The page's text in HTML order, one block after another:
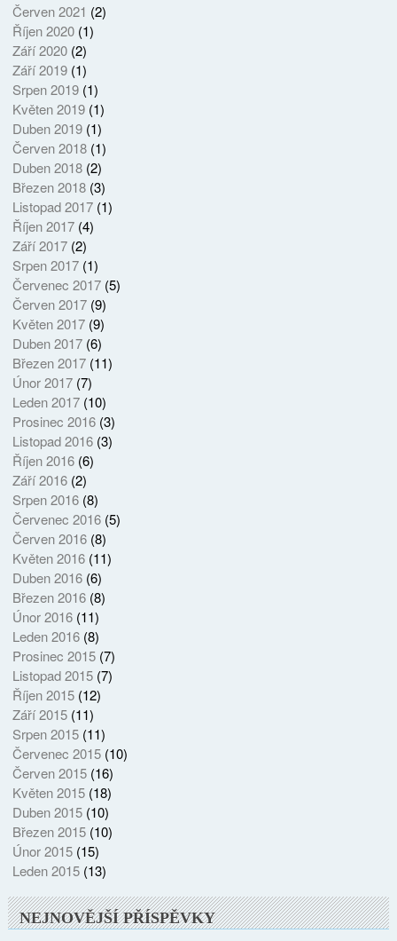
Červen 2021 (2)
Říjen 2020(1)
Září 2020(2)
Září 2019(1)
Srpen 2019(1)
Květen 2019(1)
Duben 2019(1)
Červen 2018(1)
Duben 2018(2)
Březen 2018(3)
Listopad 2017(1)
Říjen 2017(4)
Září 2017(2)
Srpen 2017(1)
Červenec 2017(5)
Červen 2017(9)
Květen 2017(9)
Duben 2017(6)
Březen 2017(11)
Únor 2017(7)
Leden 2017(10)
Prosinec 2016(3)
Listopad 2016(3)
Říjen 2016(6)
Září 2016(2)
Srpen 2016(8)
Červenec 2016(5)
Červen 2016(8)
Květen 2016(11)
Duben 2016(6)
Březen 2016(8)
Únor 2016(11)
Leden 2016(8)
Prosinec 2015(7)
Listopad 2015(7)
Říjen 2015(12)
Září 2015(11)
Srpen 2015(11)
Červenec 2015(10)
Červen 2015(16)
Květen 2015(18)
Duben 2015(10)
Březen 2015(10)
Únor 2015(15)
Leden 2015(13)
NEJNOVĚJŠÍ PŘÍSPĚVKY